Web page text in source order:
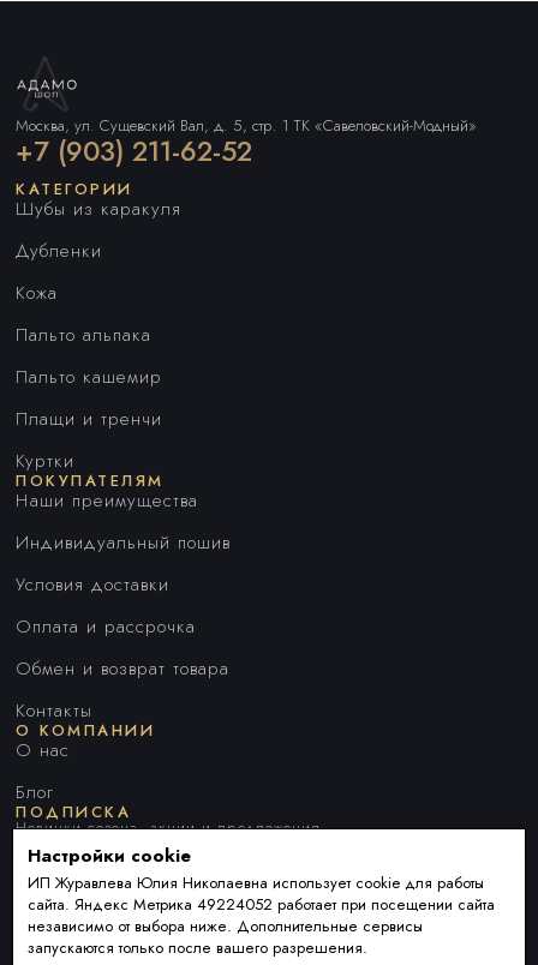
Москва, ул. Сущевский Вал, д. 5, стр. 1 ТК «Савеловский-Модный»
+7 (903) 211-62-52
КАТЕГОРИИ
Шубы из каракуля
Дубленки
Кожа
Пальто альпака
Пальто кашемир
Плащи и тренчи
Куртки
ПОКУПАТЕЛЯМ
Наши преимущества
Индивидуальный пошив
Условия доставки
Оплата и рассрочка
Обмен и возврат товара
Контакты
О КОМПАНИИ
О нас
Блог
ПОДПИСКА
Новинки сезона, акции и предложения
Я ДАЮ СОГЛАСИЕ НА ОБРАБОТКУ ПЕРСОНАЛЬНЫХ ДАННЫХ И
СОГЛАШАЮСЬ СПОЛИТИКОЙ ОБРАБОТКИ ПЕРСОНАЛЬНЫХ
Настройки cookie
ИП Журавлева Юлия Николаевна использует cookie для работы
сайта. Яндекс Метрика 49224052 работает при посещении сайта
независимо от выбора ниже. Дополнительные сервисы
запускаются только после вашего разрешения.